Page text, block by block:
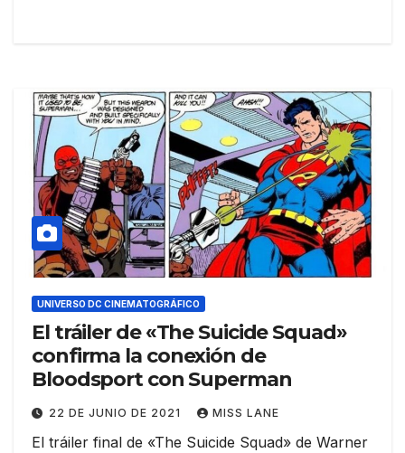
UNIVERSO DC CINEMATOGRÁFICO
El tráiler de «The Suicide Squad»
confirma la conexión de
Bloodsport con Superman
22 DE JUNIO DE 2021 MISS LANE
El tráiler final de «The Suicide Squad» de Warner